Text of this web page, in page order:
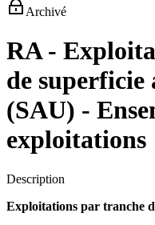
Archivé
RA -
de superficie
(SAU) -
exploitations
Description
Exploitations par tranche